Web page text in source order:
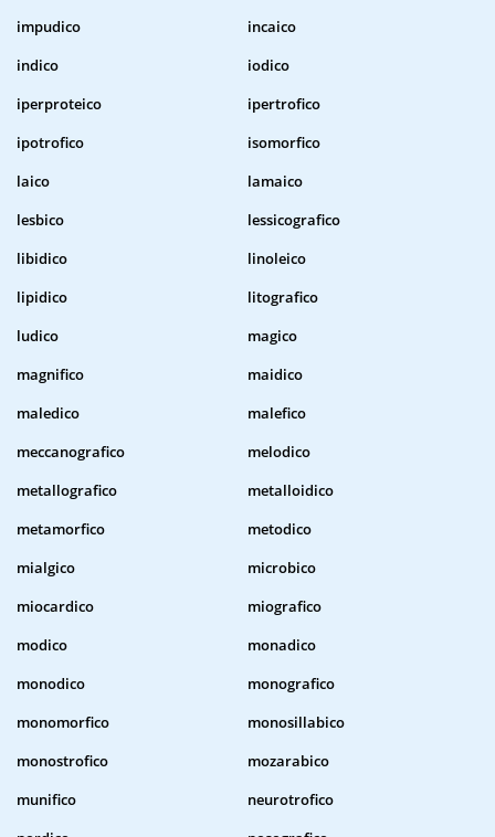
impudico
incaico
indico
iodico
iperproteico
ipertrofico
ipotrofico
isomorfico
laico
lamaico
lesbico
lessicografico
libidico
linoleico
lipidico
litografico
ludico
magico
magnifico
maidico
maledico
malefico
meccanografico
melodico
metallografico
metalloidico
metamorfico
metodico
mialgico
microbico
miocardico
miografico
modico
monadico
monodico
monografico
monomorfico
monosillabico
monostrofico
mozarabico
munifico
neurotrofico